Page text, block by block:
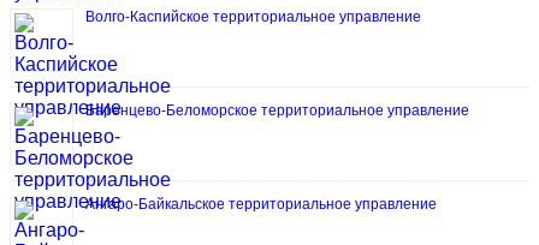
Волго-Каспийское территориальное управление
Баренцево-Беломорское территориальное управление
Ангаро-Байкальское территориальное управление